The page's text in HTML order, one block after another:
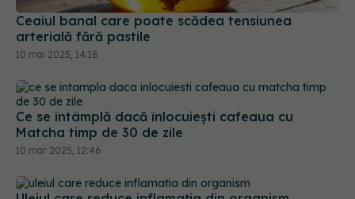
Ceaiul banal care poate scădea tensiunea
arterială fără pastile
10 mai 2025, 14:18
Ce se întâmplă dacă înlocuiești cafeaua cu
Matcha timp de 30 de zile
10 mar 2025, 12:46